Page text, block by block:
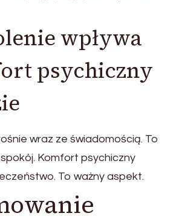
wpływa
psychiczny
wraz ze świadomością. To
Komfort psychiczny
To ważny aspekt.